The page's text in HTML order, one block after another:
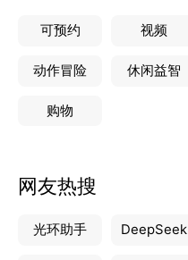
可预约 视频
动作冒险 休闲益智
购物
网友热搜
光环助手 DeepSeek